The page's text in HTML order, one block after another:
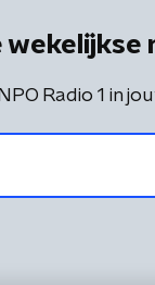
Radio 1 in